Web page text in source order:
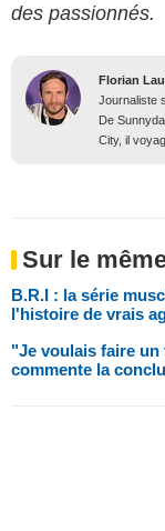
des passionnés.
Florian
Journaliste
De
City, il
Sur le
B.R.I : la série
l'histoire de vrais
"Je voulais faire
commente la